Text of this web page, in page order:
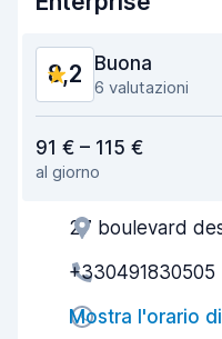
8,2 Buona
6 valutazioni
Facile da trovare
Gentilezza degli agenti
Rapidità del ritiro
Rapidità della riconsegna
91 € – 115 €
al giorno
27 boulevard
+330491830505
Mostra l'orario